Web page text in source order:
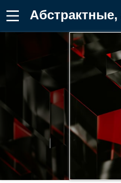
Абстрактные, абстракция